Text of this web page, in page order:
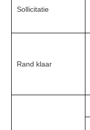
Sollicitatie
Rand klaar